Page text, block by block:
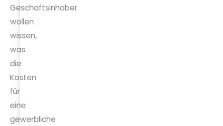
Geschäftsinhaber
wollen
wissen,
was
die
Kosten
für
eine
gewerbliche